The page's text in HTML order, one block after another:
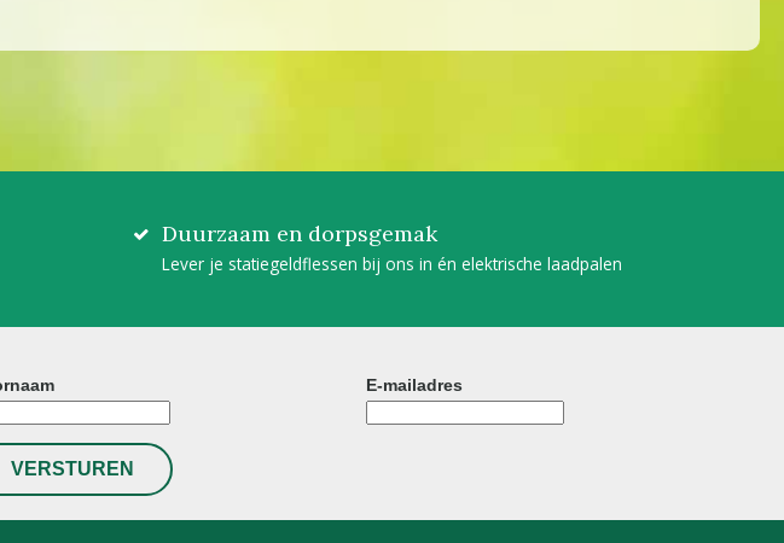
Duurzaam en dorpsgemak
Lever je statiegeldflessen bij ons in én elektrische laadpalen
E-mailadres